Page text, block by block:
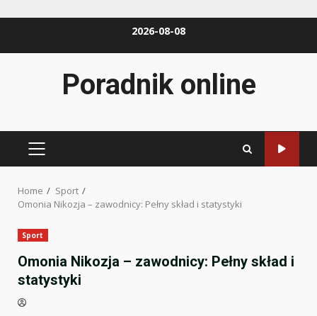
2026-08-08
Poradnik online
PRIMARY
Home
Sport
Omonia Nikozja – zawodnicy: Pełny skład i statystyki
Sport
Omonia Nikozja – zawodnicy: Pełny skład i
statystyki